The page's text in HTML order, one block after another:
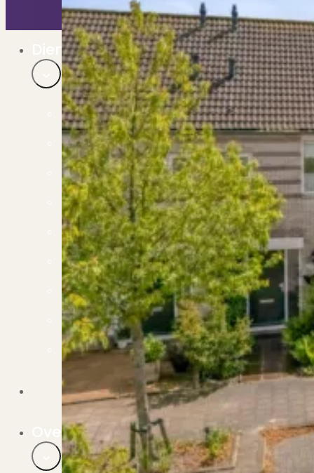
Bekijk ons huuraanbod..
Nieuwbouw projecten
De toekomst, te koop..
Diensten
Verkoop
Begeleiding naar een succesvolle verkoop
Aankoop
Samen vinden wij jouw droomwoning
Taxatie
Voldoe aan alle wettelijke eisen
Stille Verkoop
Verkoop jouw huis discreet..
Nieuwbouw verkopen
Vraagt om specialistische kennis...
Verhuren
Verhuur uw woning via ons netwerk
Verhuur & Beheer
Huurwoningen én beheer op maat
Verbouwen
Wil jij jouw huis renoveren? Geen probleem!
Alle diensten
Bekijk het overzicht van alle diensten..
Over PUUR*